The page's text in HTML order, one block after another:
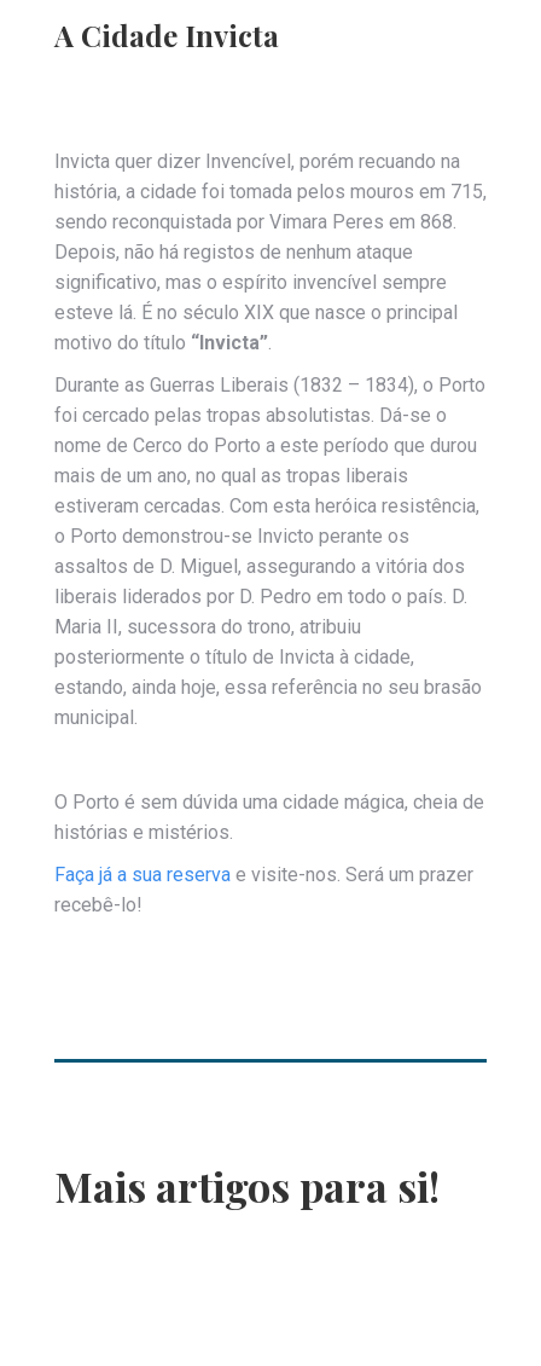
A Cidade Invicta
Invicta quer dizer Invencível, porém recuando na
história, a cidade foi tomada pelos mouros em 715,
sendo reconquistada por Vimara Peres em 868.
Depois, não há registos de nenhum ataque
significativo, mas o espírito invencível sempre
esteve lá. É no século XIX que nasce o principal
motivo do título “Invicta”.
Durante as Guerras Liberais (1832 – 1834), o Porto
foi cercado pelas tropas absolutistas. Dá-se o
nome de Cerco do Porto a este período que durou
mais de um ano, no qual as tropas liberais
estiveram cercadas. Com esta heróica resistência,
o Porto demonstrou-se Invicto perante os
assaltos de D. Miguel, assegurando a vitória dos
liberais liderados por D. Pedro em todo o país. D.
Maria II, sucessora do trono, atribuiu
posteriormente o título de Invicta à cidade,
estando, ainda hoje, essa referência no seu brasão
municipal.
O Porto é sem dúvida uma cidade mágica, cheia de
histórias e mistérios.
Faça já a sua reserva e visite-nos. Será um prazer
recebê-lo!
Mais artigos para si!